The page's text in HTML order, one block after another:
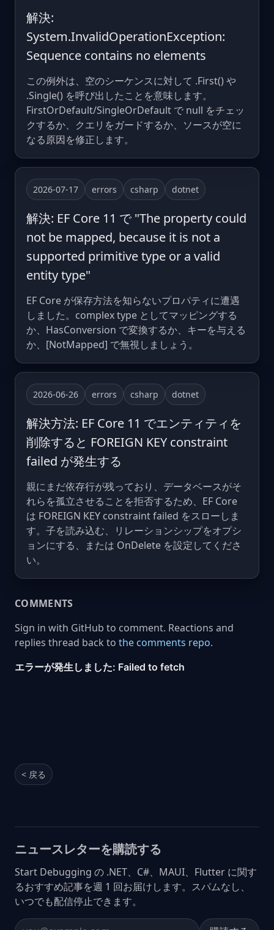
解決:
System.InvalidOperationException:
Sequence contains no elements
この例外は、空のシーケンスに対して .First() や
.Single() を呼び出したことを意味します。
FirstOrDefault/SingleOrDefault で null をチェッ
クするか、クエリをガードするか、ソースが空に
なる原因を修正します。
2026-07-17 errors csharp dotnet
解決: EF Core 11 で "The property could
not be mapped, because it is not a
supported primitive type or a valid
entity type"
EF Core が保存方法を知らないプロパティに遭遇
しました。complex type としてマッピングする
か、HasConversion で変換するか、キーを与える
か、[NotMapped] で無視しましょう。
2026-06-26 errors csharp dotnet
解決方法: EF Core 11 でエンティティを
削除すると FOREIGN KEY constraint
failed が発生する
親にまだ依存行が残っており、データベースがそ
れらを孤立させることを拒否するため、EF Core
は FOREIGN KEY constraint failed をスローしま
す。子を読み込む、リレーションシップをオプシ
ョンにする、または OnDelete を設定してくださ
い。
COMMENTS
Sign in with GitHub to comment. Reactions and
replies thread back to the comments repo.
< 戻る
ニュースレターを購読する
Start Debugging の .NET、C#、MAUI、Flutter に関す
るおすすめ記事を週 1 回お届けします。スパムなし、
いつでも配信停止できます。